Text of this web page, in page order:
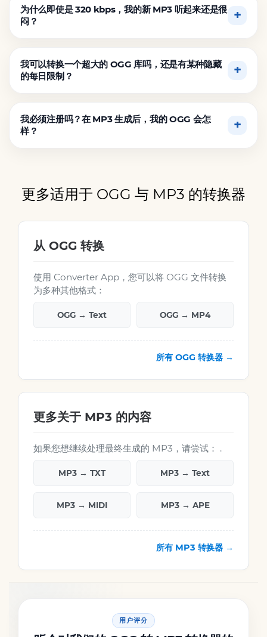
为什么即使是 320 kbps，我的新 MP3 听起来还是很
闷？
我可以转换一个超大的 OGG 库吗，还是有某种隐藏
的每日限制？
我必须注册吗？在 MP3 生成后，我的 OGG 会怎
样？
更多适用于 OGG 与 MP3 的转换器
从 OGG 转换
使用 Converter App，您可以将 OGG 文件转换
为多种其他格式：
OGG → Text OGG → MP4
所有 OGG 转换器 →
更多关于 MP3 的内容
如果您想继续处理最终生成的 MP3，请尝试： .
MP3 → TXT MP3 → Text
MP3 → MIDI MP3 → APE
所有 MP3 转换器 →
用户评分